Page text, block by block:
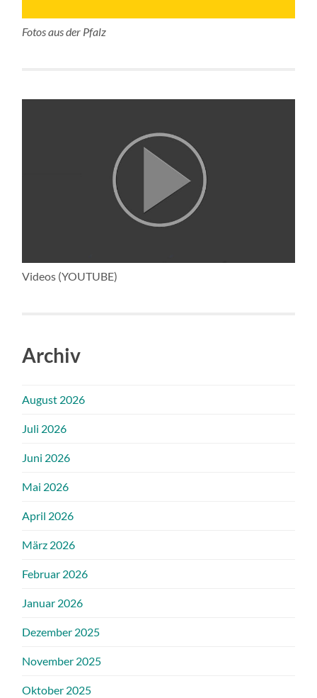
Fotos aus der Pfalz
Videos (YOUTUBE)
Archiv
August 2026
Juli 2026
Juni 2026
Mai 2026
April 2026
März 2026
Februar 2026
Januar 2026
Dezember 2025
November 2025
Oktober 2025